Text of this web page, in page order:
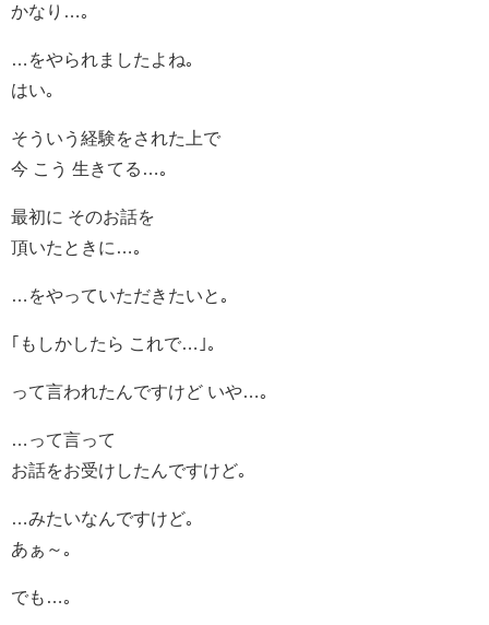
かなり…｡
…をやられましたよね｡
はい｡
そういう経験をされた上で
今 こう 生きてる…｡
最初に そのお話を
頂いたときに…｡
…をやっていただきたいと｡
｢もしかしたら これで…｣｡
って言われたんですけど いや…｡
…って言って
お話をお受けしたんですけど｡
…みたいなんですけど｡
あぁ～｡
でも…｡